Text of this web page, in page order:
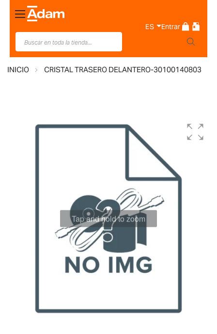
Toggle
Nav
ES Entrar
INICIO CRISTAL TRASERO DELANTERO-30100140803